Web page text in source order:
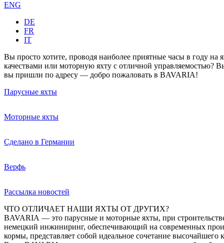
ENG
DE
FR
IT
Вы просто хотите, проводя наиболее приятные часы в году
качествами или моторную яхту с отличной управляемостью?
вы пришли по адресу — добро пожаловать в BAVARIA!
Парусные яхты
Моторные яхты
Сделано в Германии
Верфь
Рассылка новостей
ЧТО ОТЛИЧАЕТ НАШИ ЯХТЫ ОТ ДРУГИХ?
BAVARIA — это парусные и моторные яхты, при
немецкий инжиниринг, обеспечивающий на современных
кормы, представляет собой идеальное сочетание